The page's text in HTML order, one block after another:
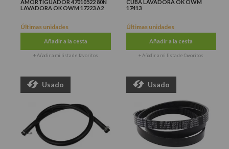
AMORTIGUADOR 47010522 80N
LAVADORA OK OWM 17223 A2
Últimas unidades
Añadir a la cesta
+ Añadir a mi lista de favoritos
CUBA LAVADORA OK OWM
17413
Últimas unidades
Añadir a la cesta
+ Añadir a mi lista de favoritos
Usado Usado